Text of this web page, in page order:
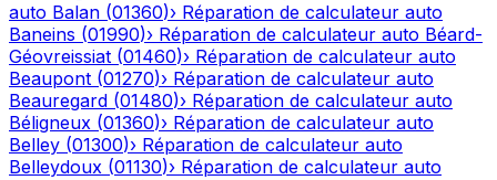
auto Balan (01360)› Réparation de calculateur auto
Baneins (01990)› Réparation de calculateur auto Béard-
Géovreissiat (01460)› Réparation de calculateur auto
Beaupont (01270)› Réparation de calculateur auto
Beauregard (01480)› Réparation de calculateur auto
Béligneux (01360)› Réparation de calculateur auto
Belley (01300)› Réparation de calculateur auto
Belleydoux (01130)› Réparation de calculateur auto